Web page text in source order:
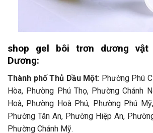
shop gel bôi trơn dương
Dương:
Thành phố Thủ Dầu Một: Phường Phú
Hòa, Phường Phú Thọ, Phường Chánh
Hoà, Phường Hoà Phú, Phường Phú
Phường Tân An, Phường Hiệp An,
Phường Chánh Mỹ.